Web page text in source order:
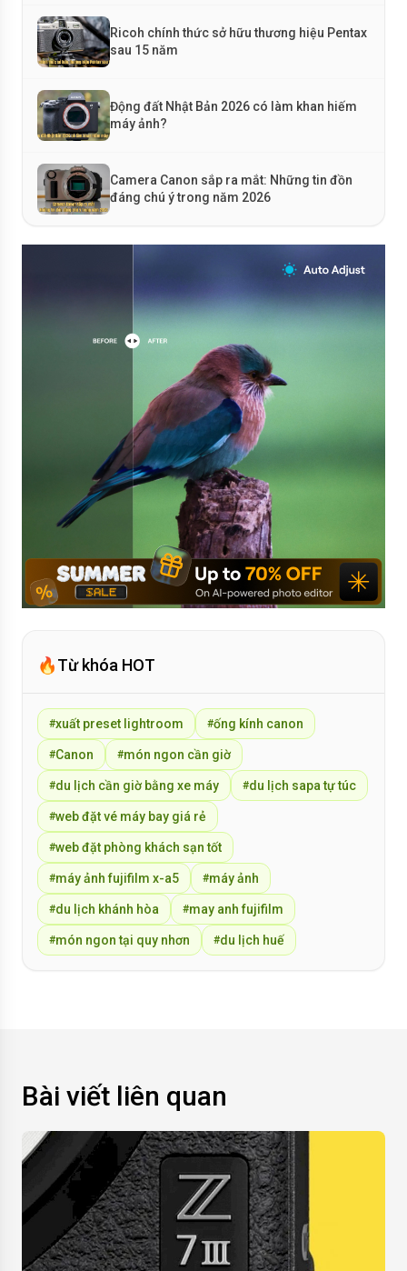
Ricoh chính thức sở hữu thương hiệu Pentax
sau 15 năm
Động đất Nhật Bản 2026 có làm khan hiếm
máy ảnh?
Camera Canon sắp ra mắt: Những tin đồn
đáng chú ý trong năm 2026
🔥Từ khóa HOT
#xuất preset lightroom #ống kính canon
#Canon #món ngon cần giờ
#du lịch cần giờ bằng xe máy #du lịch sapa tự túc
#web đặt vé máy bay giá rẻ
#web đặt phòng khách sạn tốt
#máy ảnh fujifilm x-a5 #máy ảnh
#du lịch khánh hòa #may anh fujifilm
#món ngon tại quy nhơn #du lịch huế
Bài viết liên quan